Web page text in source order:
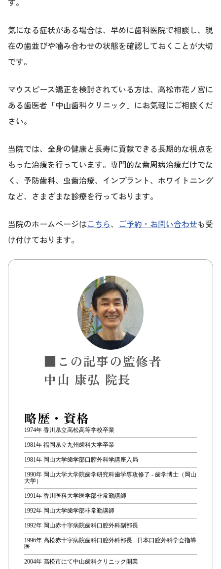
気になる症状がある場合は、早めに歯科医院で相談し、現
在の歯並びや噛み合わせの状態を確認しておくことが大切
です。
マウスピース矯正を検討されている方は、高松市花ノ宮に
ある歯医者「中山歯科クリニック」にお気軽にご相談くだ
さい。
当院では、全身の健康と長寿に貢献できる長期的な視点を
もった治療を行っています。専門的な歯周病治療だけでな
く、予防歯科、虫歯治療、インプラント、ホワイトニング
など、さまざまな診療を行っております。
当院のホームページはこちら、 ご予約・お問い合わせも受
け付けております。
■この記事の監修者
中山 康弘 院長
略歴・資格
1974年 香川県立高松高等学校卒業
1981年 福岡県立九州歯科大学卒業
1981年 岡山大学歯学部口腔外科学講座入局
1990年 岡山大学大学院歯学研究科歯学専攻修了 - 歯学博士（岡山
大学）
1991年 香川医科大学医学部非常勤講師
1992年 岡山大学歯学部非常勤講師
1992年 岡山赤十字病院歯科口腔外科副部長
1996年 高松赤十字病院歯科口腔外科部長 - 日本口腔外科学会指導
医
2004年 高松市にて中山歯科クリニック開業